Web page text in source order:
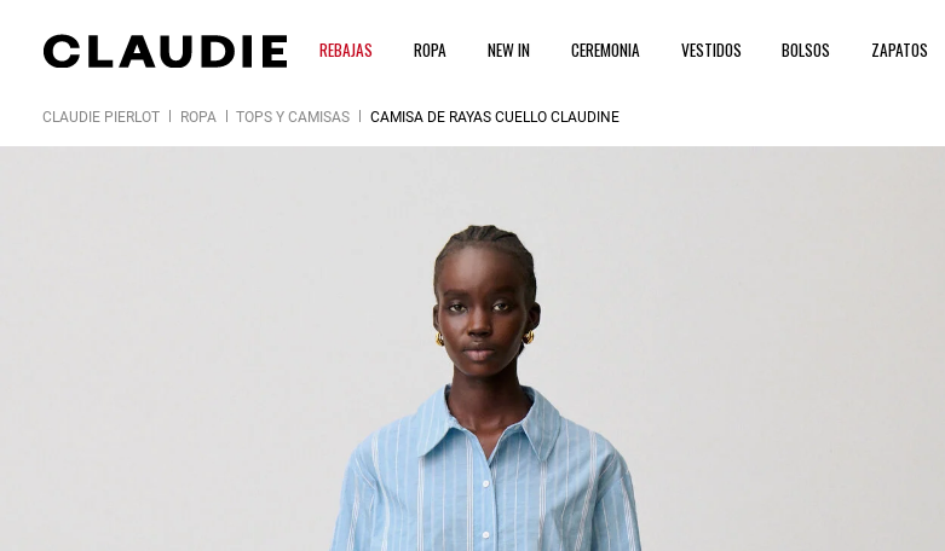
REBAJAS ROPA NEW IN CEREMONIA VESTIDOS BOLSOS ZAPATOS
CLAUDIE PIERLOT ROPA TOPS Y CAMISAS CAMISA DE RAYAS CUELLO CLAUDINE